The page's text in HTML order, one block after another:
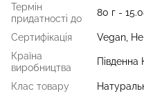
Термін
придатності до
80 г -
Сертифікація
Vegan, Не
Країна
виробництва
Південна
Клас товару